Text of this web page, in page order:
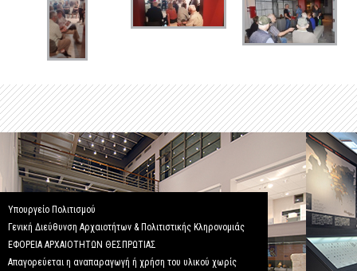
Υπουργείο Πολιτισμού
Γενική Διεύθυνση Αρχαιοτήτων & Πολιτιστικής Κληρονομιάς
ΕΦΟΡΕΙΑ ΑΡΧΑΙΟΤΗΤΩΝ ΘΕΣΠΡΩΤΙΑΣ
Απαγορεύεται η αναπαραγωγή ή χρήση του υλικού χωρίς